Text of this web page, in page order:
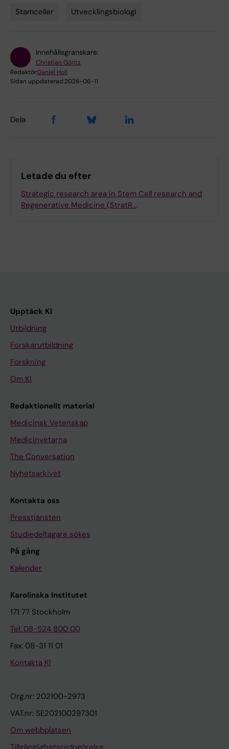
Stamceller Utvecklingsbiologi
Innehållsgranskare:
Christian Göritz
Redaktör:Daniel Holl
Sidan uppdaterad:2026-06-11
Dela
Letade du efter
Strategic research area in Stem Cell research and
Regenerative Medicine (StratR…
Upptäck KI
Utbildning
Forskarutbildning
Forskning
Om KI
Redaktionellt material
Medicinsk Vetenskap
Medicinvetarna
The Conversation
Nyhetsarkivet
Kontakta oss
Presstjänsten
Studiedeltagare sökes
På gång
Kalender
Karolinska Institutet
171 77 Stockholm
Tel: 08-524 800 00
Fax: 08-31 11 01
Kontakta KI
Org.nr: 202100-2973
VAT.nr: SE202100297301
Om webbplatsen